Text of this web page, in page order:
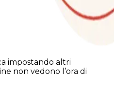
impostando altri
non vedono l’ora di